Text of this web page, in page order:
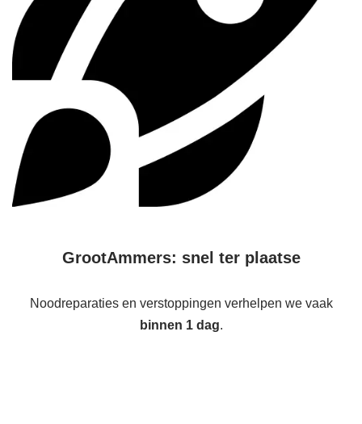
GrootAmmers: snel ter plaatse
Noodreparaties en verstoppingen verhelpen we vaak
binnen 1 dag.